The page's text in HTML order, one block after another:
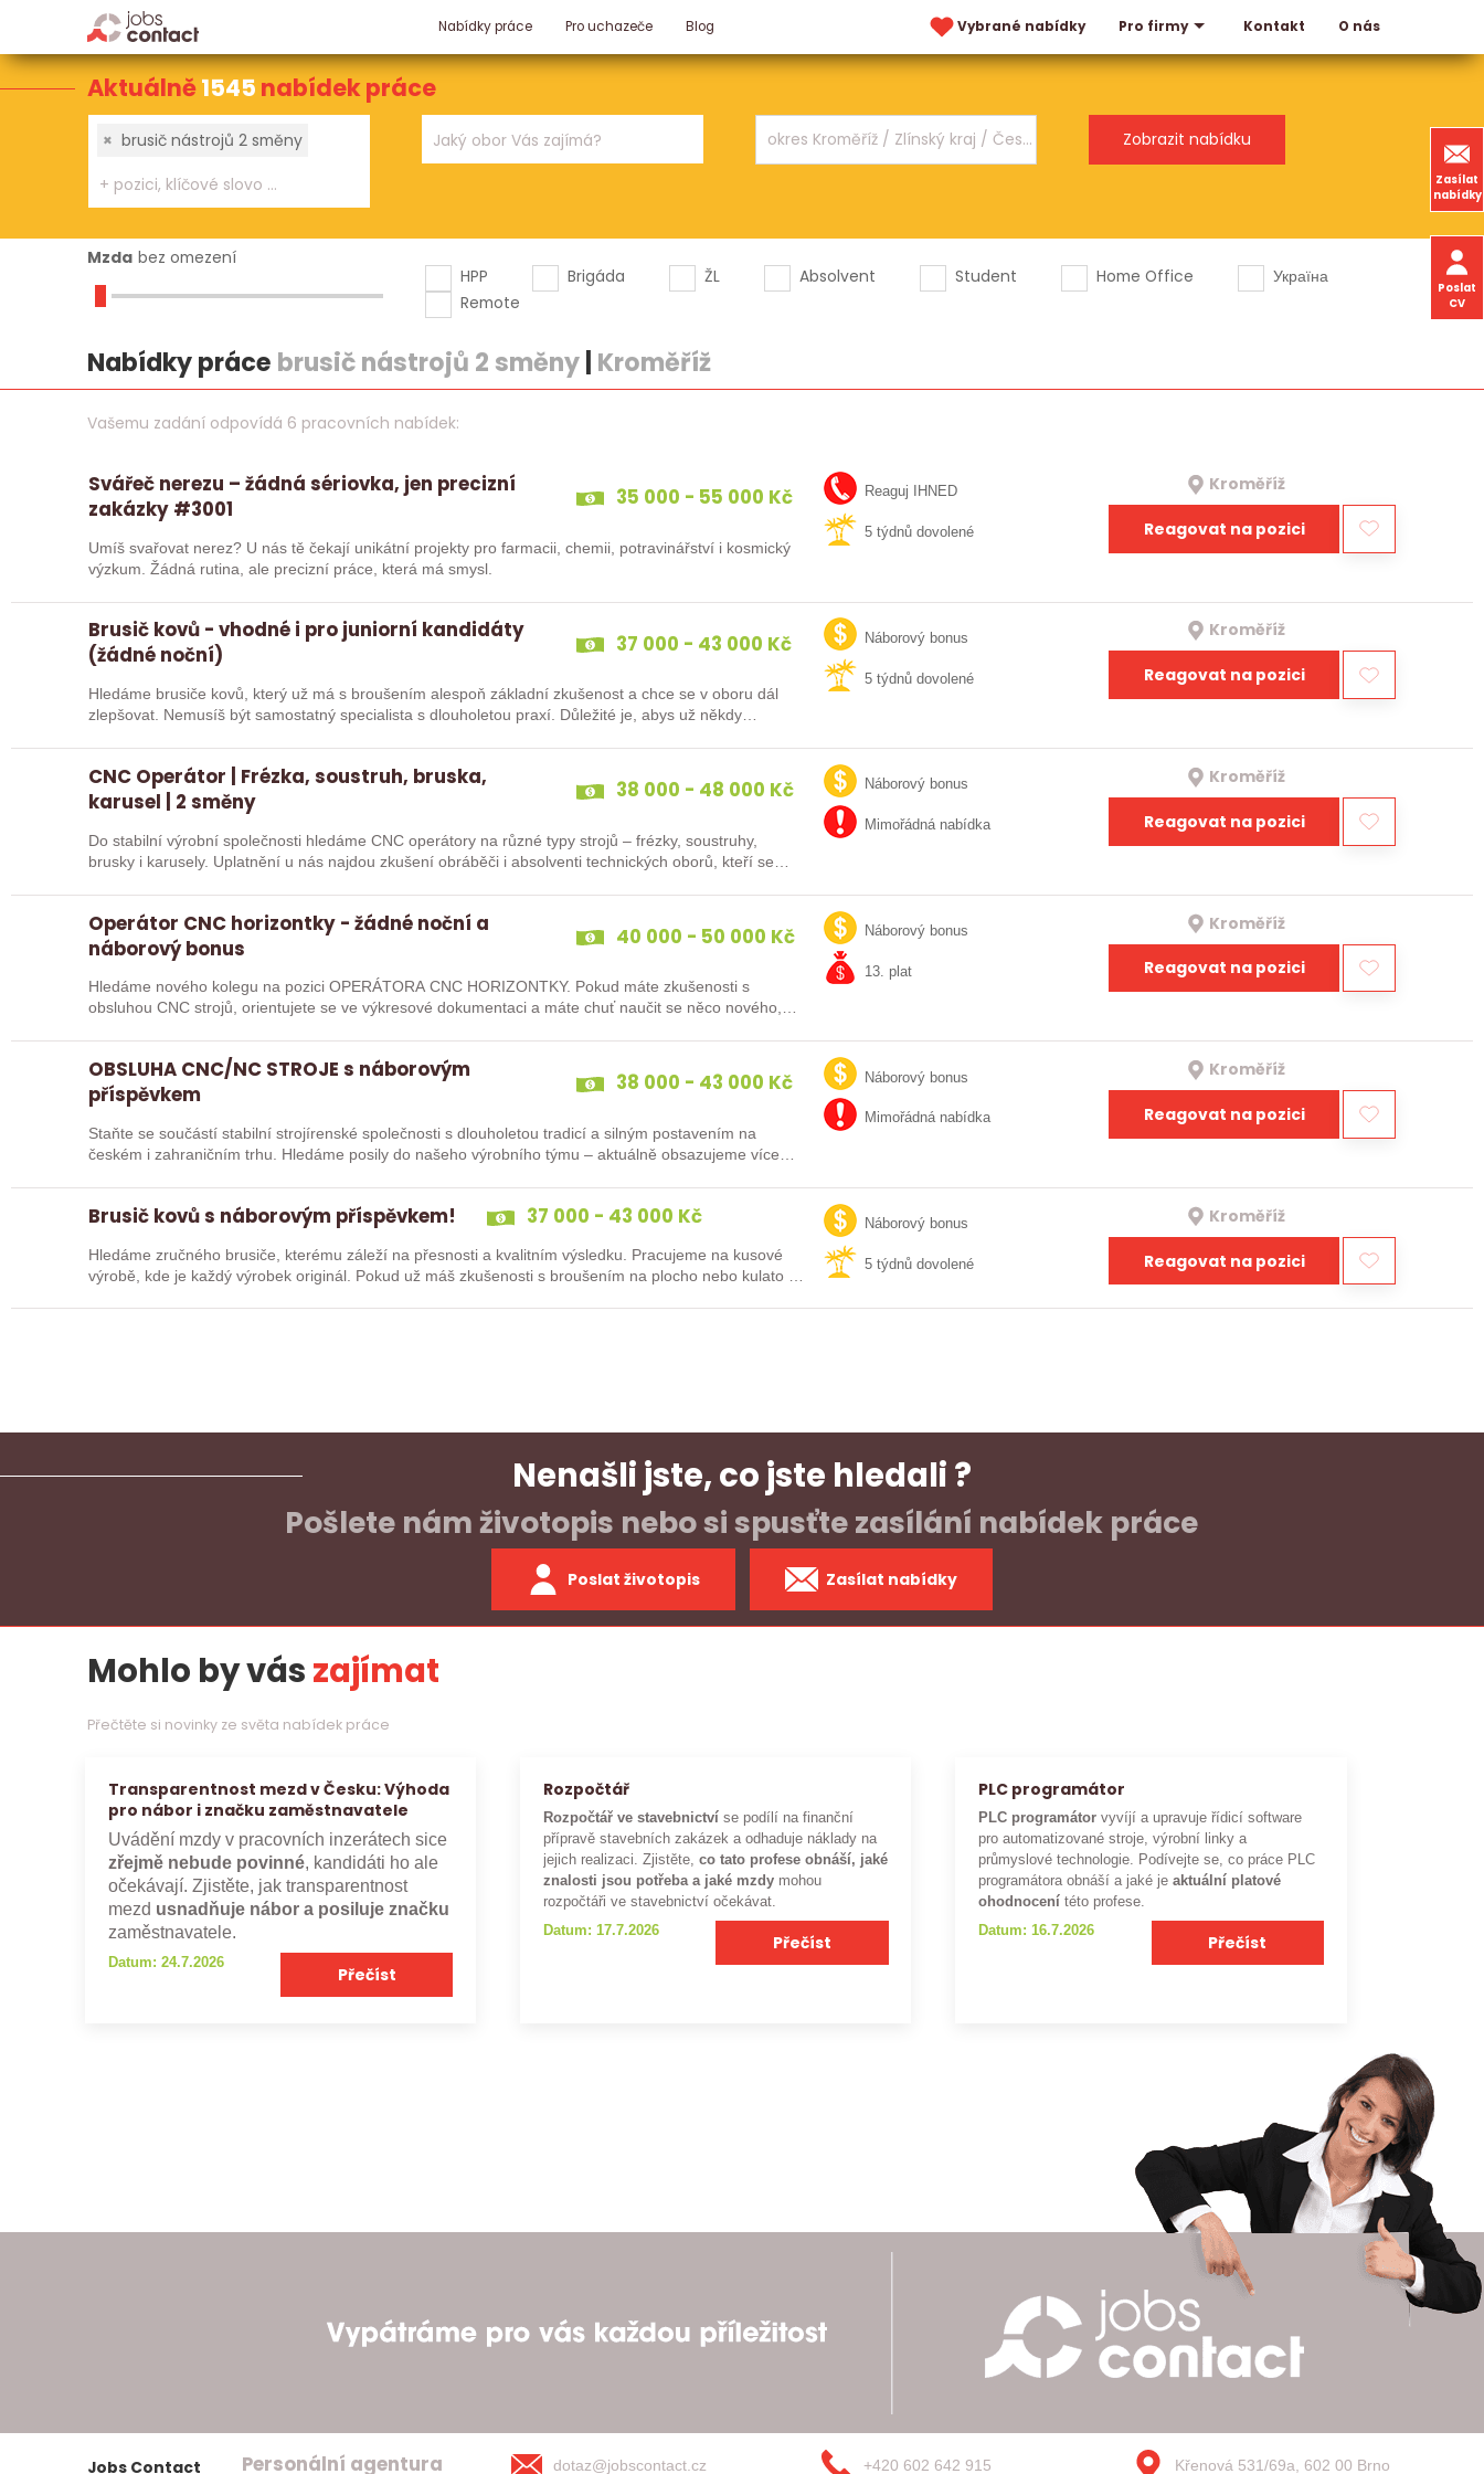
Nabídky práce Pro uchazeče Blog Vybrané nabídky Pro firmy Kontakt O nás
Zasílat
nabídky
Poslat
CV
Aktuálně1545 nabídek práce
× brusič nástrojů 2 směny
Mzda bez omezení
HPP
Brigáda ŽL Absolvent Student Home Office
Україна
Remote
Nabídky práce brusič nástrojů 2 směny| Kroměříž
Vašemu zadání odpovídá 6 pracovních nabídek:
Svářeč nerezu – žádná sériovka, jen precizní
zakázky #3001
35 000 - 55 000 Kč
Umíš svařovat nerez? U nás tě čekají unikátní projekty pro farmacii, chemii, potravinářství i kosmický
výzkum. Žádná rutina, ale precizní práce, která má smysl.
Reaguj IHNED
5 týdnů dovolené
Kroměříž
Reagovat na pozici
Brusič kovů - vhodné i pro juniorní kandidáty
(žádné noční)
37 000 - 43 000 Kč
Hledáme brusiče kovů, který už má s broušením alespoň základní zkušenost a chce se v oboru dál
zlepšovat. Nemusíš být samostatný specialista s dlouholetou praxí. Důležité je, abys už někdy
Náborový bonus
5 týdnů dovolené
Kroměříž
Reagovat na pozici
CNC Operátor | Frézka, soustruh, bruska,
karusel | 2 směny
38 000 - 48 000 Kč
Do stabilní výrobní společnosti hledáme CNC operátory na různé typy strojů – frézky, soustruhy,
brusky i karusely. Uplatnění u nás najdou zkušení obráběči i absolventi technických oborů, kteří se…
Náborový bonus
Mimořádná nabídka
Kroměříž
Reagovat na pozici
Operátor CNC horizontky - žádné noční a
náborový bonus
40 000 - 50 000 Kč
Hledáme nového kolegu na pozici OPERÁTORA CNC HORIZONTKY. Pokud máte zkušenosti s
obsluhou CNC strojů, orientujete se ve výkresové dokumentaci a máte chuť naučit se něco nového,
Náborový bonus
13. plat
Kroměříž
Reagovat na pozici
OBSLUHA CNC/NC STROJE s náborovým
příspěvkem
38 000 - 43 000 Kč
Staňte se součástí stabilní strojírenské společnosti s dlouholetou tradicí a silným postavením na
českém i zahraničním trhu. Hledáme posily do našeho výrobního týmu – aktuálně obsazujeme více
Náborový bonus
Mimořádná nabídka
Kroměříž
Reagovat na pozici
Brusič kovů s náborovým příspěvkem! 37 000 - 43 000 Kč
Hledáme zručného brusiče, kterému záleží na přesnosti a kvalitním výsledku. Pracujeme na kusové
výrobě, kde je každý výrobek originál. Pokud už máš zkušenosti s broušením na plocho nebo kulato –
Náborový bonus
5 týdnů dovolené
Kroměříž
Reagovat na pozici
Nenašli jste, co jste hledali ?
Pošlete nám životopis nebo si spusťte zasílání nabídek práce
Poslat životopis Zasílat nabídky
Mohlo by vászajímat
Přečtěte si novinky ze světa nabídek práce
Transparentnost mezd v Česku: Výhoda
pro nábor i značku zaměstnavatele
Uvádění mzdy v pracovních inzerátech sice
zřejmě nebude povinné, kandidáti ho ale
očekávají. Zjistěte, jak transparentnost
mezd usnadňuje nábor a posiluje značku
zaměstnavatele.
Datum: 24.7.2026
Přečíst
Rozpočtář
Rozpočtář ve stavebnictví se podílí na finanční
přípravě stavebních zakázek a odhaduje náklady na
jejich realizaci. Zjistěte,co tato profese obnáší, jaké
znalosti jsou potřeba a jaké mzdy mohou
rozpočtáři ve stavebnictví očekávat.
Datum: 17.7.2026
Přečíst
PLC programátor
PLC programátor vyvíjí a upravuje řídicí software
pro automatizované stroje, výrobní linky a
průmyslové technologie. Podívejte se, co práce PLC
programátora obnáší a jaké je aktuální platové
ohodnocení této profese.
Datum: 16.7.2026
Přečíst
Jobs Contact Personální agentura dotaz@jobscontact.cz +420 602 642 915 Křenová 531/69a, 602 00 Brno